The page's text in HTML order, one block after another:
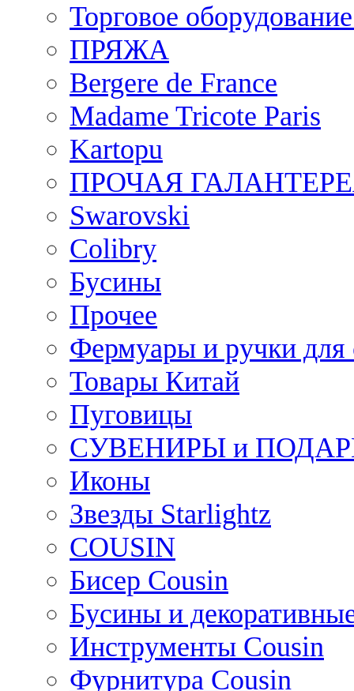
Торговое
ПРЯЖА
Bergere de France
Madame Tricote Paris
Kartopu
ПРОЧАЯ
Swarovski
Colibry
Бусины
Прочее
Фермуары и ручки для
Товары Китай
Пуговицы
СУВЕНИРЫ и
Иконы
Звезды Starlightz
COUSIN
Бисер Cousin
Бусины и
Инструменты Cousin
Фурнитура Cousin